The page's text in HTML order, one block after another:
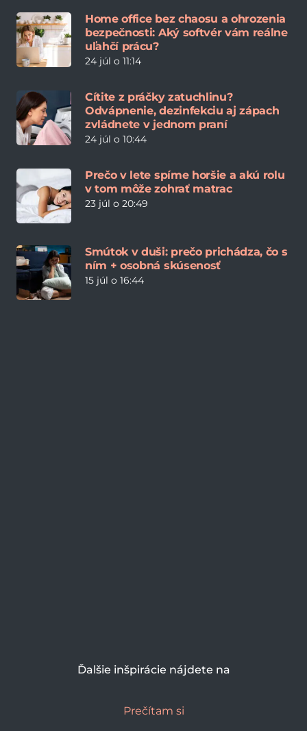
Home office bez chaosu a ohrozenia
bezpečnosti: Aký softvér vám reálne
uľahčí prácu?
24 júl o 11:14
Cítite z práčky zatuchlinu?
Odvápnenie, dezinfekciu aj zápach
zvládnete v jednom praní
24 júl o 10:44
Prečo v lete spíme horšie a akú rolu
v tom môže zohrať matrac
23 júl o 20:49
Smútok v duši: prečo prichádza, čo s
ním + osobná skúsenosť
15 júl o 16:44
Ďalšie inšpirácie nájdete na
Prečítam si